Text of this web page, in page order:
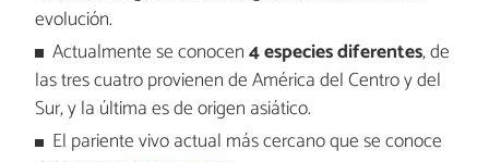
evolución.
Actualmente se conocen4 especies diferentes, de
las tres cuatro provienen de América del Centro y del
Sur, y la última es de origen asiático.
El pariente vivo actual más cercano que se conoce